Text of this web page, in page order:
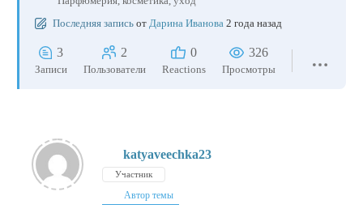
Последняя запись от Дарина Иванова 2 года назад
3
Записи
2
Пользователи
0
Reactions
326
Просмотры
katyaveechka23
Участник
Автор темы